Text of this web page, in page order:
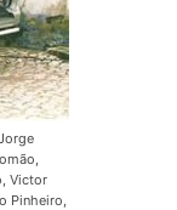
Victor
Pinheiro,